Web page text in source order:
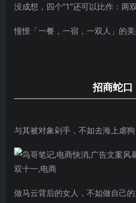
没成想，四个“1”还可以比作：两
憧憬「一餐，一宿，一双人」的
招商蛇口
与其被对象剁手，不如去海上虐狗
做马云背后的女人，不如做自己的